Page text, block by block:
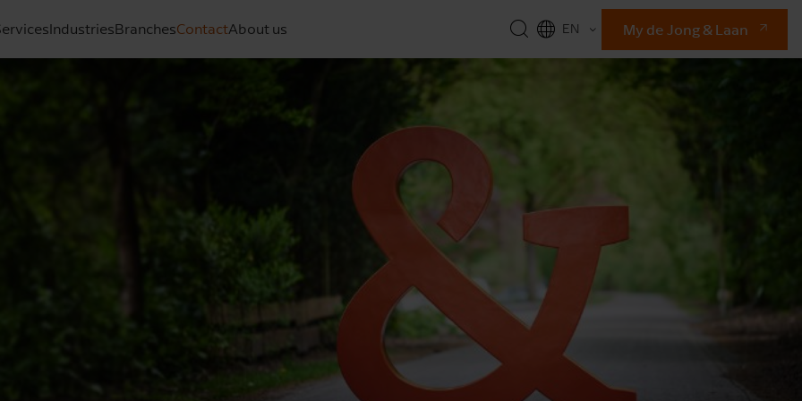
IndustriesBranchesContactAbout us
EN
NL
My de Jong & Laan